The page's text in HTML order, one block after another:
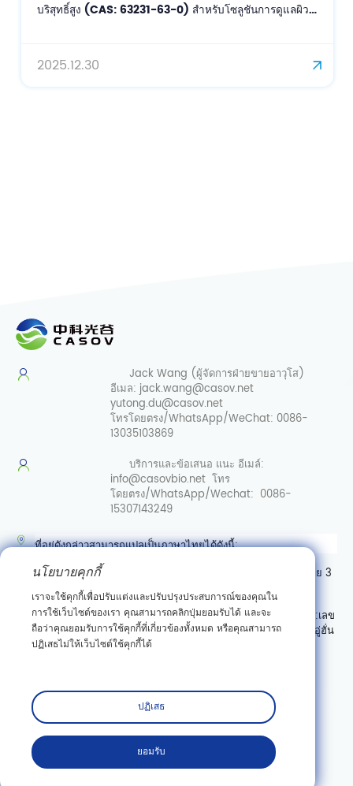
บริสุทธิ์สูง (CAS: 63231-63-0) สำหรับโซลูชันการดูแลผิว
2025.12.30
Jack Wang (ผู้จัดการฝ่ายขายอาวุโส)
อีเมล: jack.wang@casov.net
yutong.du@casov.net
โทรโดยตรง/WhatsApp/WeChat: 0086-
13035103869
บริการและข้อเสนอ แนะ อีเมล์:
info@casovbio.net โทร
โดยตรง/WhatsApp/Wechat: 0086-
15307143249
ที่อยู่ดังกล่าวสามารถแปลเป็นภาษาไทยได้ดังนี้:
ศูนย์นวัตกรรมชีววิทยาสังเคราะห์อู่ฮั่น เลขที่ 89 ถนนเกาเค่อหยวนสาย 3
เขตพัฒนาสินเชื่อเทคโนโลยีใหม่ตงหู อู่ฮั่น มณฑลหูเป่ย์
หรืออาจเขียนแบบมีลำดับที่อยู่ตามแบบไทย (จากเล็กไปใหญ่) ได้เป็น:เลข
ที่ 89 ถนนเกาเค่อหยวนสาย 3 เขตพัฒนาสินเชื่อเทคโนโลยีใหม่ตงหู อู่ฮั่น
มณฑลหูเป่ย์ ศูนย์นวัตกรรมชีววิทยาสังเคราะห์อู่ฮั่น
สมัครสมาชิก
นโยบายคุกกี้
เราจะใช้คุกกี้เพื่อปรับแต่งและปรับปรุงประสบการณ์ของคุณใน
การใช้เว็บไซต์ของเรา คุณสามารถคลิกปุ่มยอมรับได้ และจะ
ถือว่าคุณยอมรับการใช้คุกกี้ที่เกี่ยวข้องทั้งหมด หรือคุณสามารถ
ปฏิเสธไม่ให้เว็บไซต์ใช้คุกกี้ได้
ปฏิเสธ
ยอมรับ